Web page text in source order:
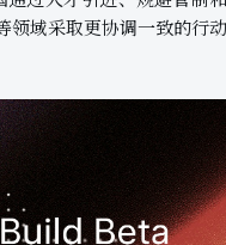
领域采取更协调一致的行